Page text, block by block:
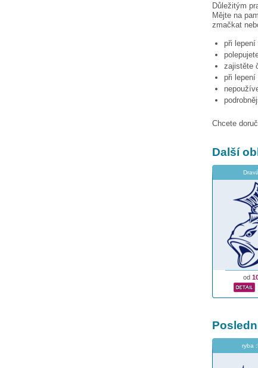
Důležitým
Mějte na
zmačkat
při lepení
zajistěte
při lepení
Chcete
Další
od
ryba